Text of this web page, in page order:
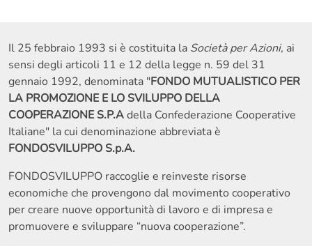
Il 25 febbraio 1993 si è costituita la Società per Azioni, ai
sensi degli articoli 11 e 12 della legge n. 59 del 31
gennaio 1992, denominata "FONDO MUTUALISTICO PER
LA PROMOZIONE E LO SVILUPPO DELLA
COOPERAZIONE S.P.Adella Confederazione Cooperative
Italiane" la cui denominazione abbreviata è
FONDOSVILUPPO S.p.A.
FONDOSVILUPPO raccoglie e reinveste risorse
economiche che provengono dal movimento cooperativo
per creare nuove opportunità di lavoro e di impresa e
promuovere e sviluppare “nuova cooperazione”.